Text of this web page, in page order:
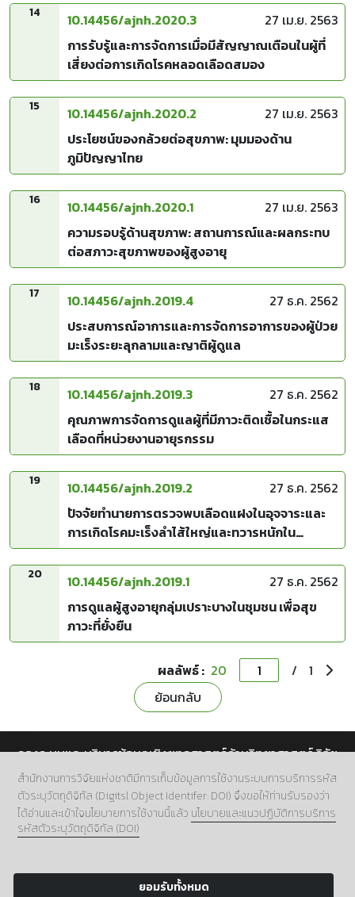
14 10.14456/ajnh.2020.3
27 เม.ย. 2563
การรับรู้และการจัดการเมื่อมีสัญญาณเตือนในผู้ที่
เสี่ยงต่อการเกิดโรคหลอดเลือดสมอง
15 10.14456/ajnh.2020.2
27 เม.ย. 2563
ประโยชน์ของกล้วยต่อสุขภาพ: มุมมองด้าน
ภูมิปัญญาไทย
16 10.14456/ajnh.2020.1
27 เม.ย. 2563
ความรอบรู้ด้านสุขภาพ: สถานการณ์และผลกระทบ
ต่อสภาวะสุขภาพของผู้สูงอายุ
17 10.14456/ajnh.2019.4
27 ธ.ค. 2562
ประสบการณ์อาการและการจัดการอาการของผู้ป่วย
มะเร็งระยะลุกลามและญาติผู้ดูแล
18 10.14456/ajnh.2019.3
27 ธ.ค. 2562
คุณภาพการจัดการดูแลผู้ที่มีภาวะติดเชื้อในกระแส
เลือดที่หน่วยงานอายุรกรรม
19 10.14456/ajnh.2019.2
27 ธ.ค. 2562
ปัจจัยทำนายการตรวจพบเลือดแฝงในอุจจาระและ
การเกิดโรคมะเร็งลำไส้ใหญ่และทวารหนักใน
ประชากรกลุ่มเสี่ยงในพื้นที่อำเภอกระทุ่มแบน
20 10.14456/ajnh.2019.1
27 ธ.ค. 2562
การดูแลผู้สูงอายุกลุ่มเปราะบางในชุมชน เพื่อสุข
ภาวะที่ยั่งยืน
ผลลัพธ์ : 20 /
1
ย้อนกลับ
กองระบบและบริหารข้อมูลเชิงยุทธศาสตร์ด้านวิทยาศาสตร์ วิจัย
และนวัตกรรม สำนักงานการวิจัยแห่งชาติ (วช.)
ที่อยู่.196 ถนนพหลโยธิน แขวงลาดยาว เขตจตุจักร กทม.
10900
เบอร์โทร.02 5612445 ต่อ 705
Copyright 2024 NRCT:Digital Object Identifier.
สำนักงานการวิจัยแห่งชาติมีการเก็บข้อมูลการใช้งานระบบการบริการรหัส
ตัวระบุวัตถุดิจิทัล (Digitsl Object Identifer: DOI) จึงขอให้ท่านรับรองว่า
ได้อ่านและเข้าใจนโยบายการใช้งานนี้แล้ว นโยบายและแนวปฏิบัติการบริการ
รหัสตัวระบุวัตถุดิจิทัล (DOI)
ยอมรับทั้งหมด